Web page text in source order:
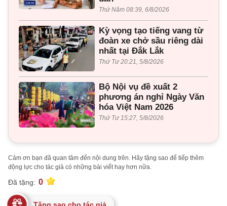
Thứ Năm 08:39, 6/8/2026
Kỳ vọng tạo tiếng vang từ
đoàn xe chở sầu riêng dài
nhất tại Đắk Lắk
Thứ Tư 20:21, 5/8/2026
Bộ Nội vụ đề xuất 2
phương án nghỉ Ngày Văn
hóa Việt Nam 2026
Thứ Tư 15:27, 5/8/2026
Cảm ơn bạn đã quan tâm đến nội dung trên. Hãy tặng sao để tiếp thêm
động lực cho tác giả có những bài viết hay hơn nữa.
Đã tặng: 0